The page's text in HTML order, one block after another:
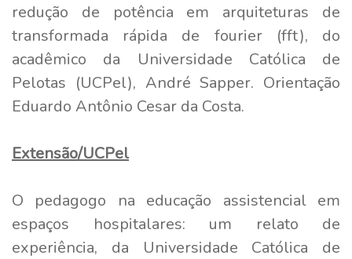
redução de potência em arquiteturas de
transformada rápida de fourier (fft), do
acadêmico da Universidade Católica de
Pelotas (UCPel), André Sapper. Orientação
Eduardo Antônio Cesar da Costa.
Extensão/UCPel
O pedagogo na educação assistencial em
espaços hospitalares: um relato de
experiência, da Universidade Católica de